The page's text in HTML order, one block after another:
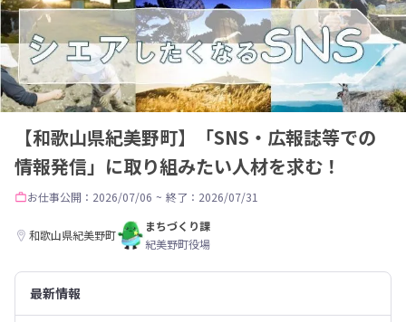
【和歌山県紀美野町】「SNS・広報誌等での
情報発信」に取り組みたい人材を求む！
お仕事公開：2026/07/06 ~ 終了：2026/07/31
和歌山県紀美野町
まちづくり課
紀美野町役場
最新情報